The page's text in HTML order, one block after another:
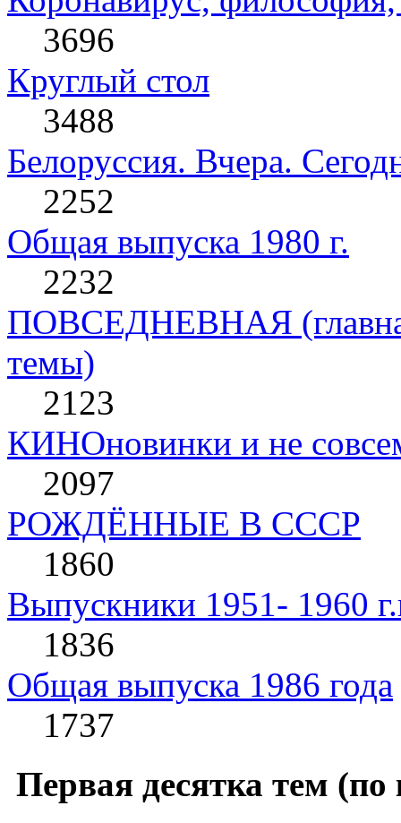
3696
Круглый стол
3488
Белоруссия. Вчера.
2252
Общая выпуска 1980 г.
2232
ПОВСЕДНЕВНАЯ
темы)
2123
КИНОновинки и не
2097
РОЖДЁННЫЕ В СССР
1860
Выпускники 1951- 1960
1836
Общая выпуска 1986 года
1737
Первая десятка тем (по